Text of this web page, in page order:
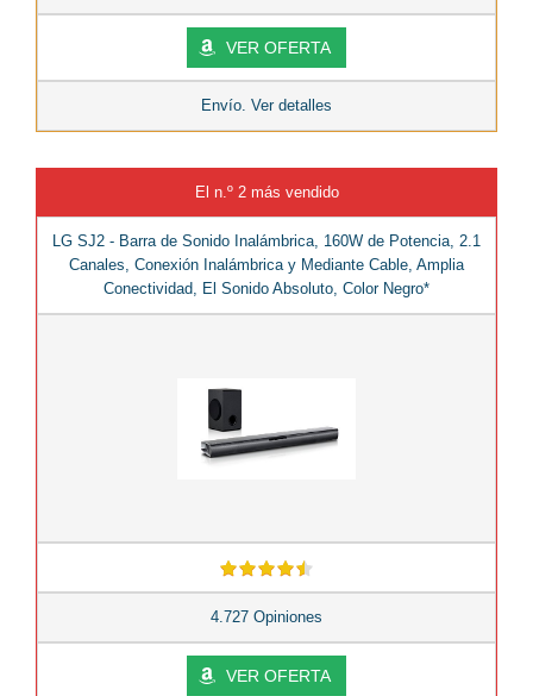
VER OFERTA
Envío. Ver detalles
El n.º 2 más vendido
LG SJ2 - Barra de Sonido Inalámbrica, 160W de Potencia, 2.1
Canales, Conexión Inalámbrica y Mediante Cable, Amplia
Conectividad, El Sonido Absoluto, Color Negro*
4.727 Opiniones
VER OFERTA